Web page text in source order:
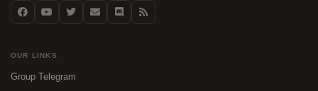
OUR LINKS
Group Telegram